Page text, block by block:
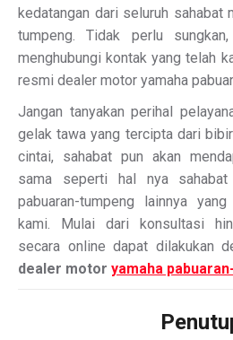
kedatangan dari seluruh sahabat
tumpeng. Tidak perlu
menghubungi kontak yang telah
resmi dealer motor yamaha
Jangan tanyakan perihal
gelak tawa yang tercipta dari
cintai, sahabat pun akan
sama seperti hal nya
pabuaran-tumpeng lainnya
kami. Mulai dari konsultasi
secara online dapat dilakukan
dealer motor yamaha